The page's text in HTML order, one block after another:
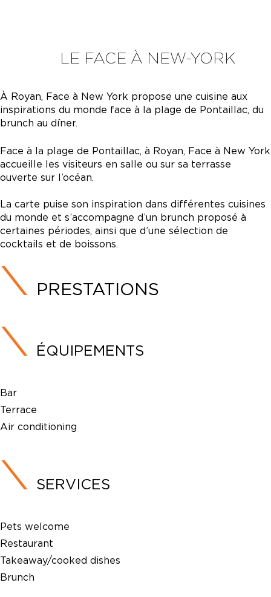
LE FACE À NEW-YORK
À Royan, Face à New York propose une cuisine aux
inspirations du monde face à la plage de Pontaillac, du
brunch au dîner.
Face à la plage de Pontaillac, à Royan, Face à New York
accueille les visiteurs en salle ou sur sa terrasse
ouverte sur l’océan.
La carte puise son inspiration dans différentes cuisines
du monde et s’accompagne d’un brunch proposé à
certaines périodes, ainsi que d’une sélection de
cocktails et de boissons.
PRESTATIONS
ÉQUIPEMENTS
Bar
Terrace
Air conditioning
SERVICES
Pets welcome
Restaurant
Takeaway/cooked dishes
Brunch